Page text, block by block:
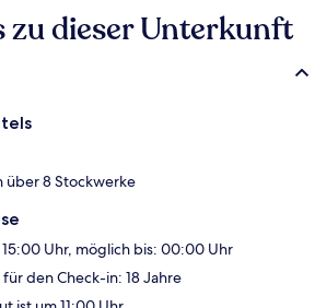
zu dieser Unterkunft
über 8 Stockwerke
Uhr, möglich bis: 00:00 Uhr
den Check-in: 18 Jahre